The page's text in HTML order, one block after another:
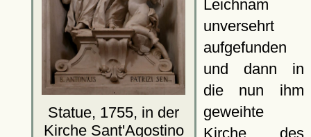
Statue, 1755, in der
Kirche Sant'Agostino
Leichnam
unversehrt
aufgefunden
und dann in
die nun ihm
geweihte
Kirchedes